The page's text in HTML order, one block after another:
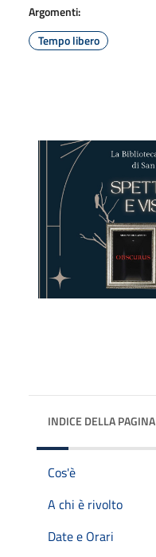
Argomenti:
Tempo libero
INDICE DELLA PAGINA
Cos'è
A chi è rivolto
Date e Orari